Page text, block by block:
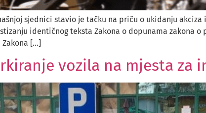
sjednici stavio je tačku na priču o ukidanju
identičnog teksta Zakona o dopunama zakona
Zakona […]
vozila na mjesta za